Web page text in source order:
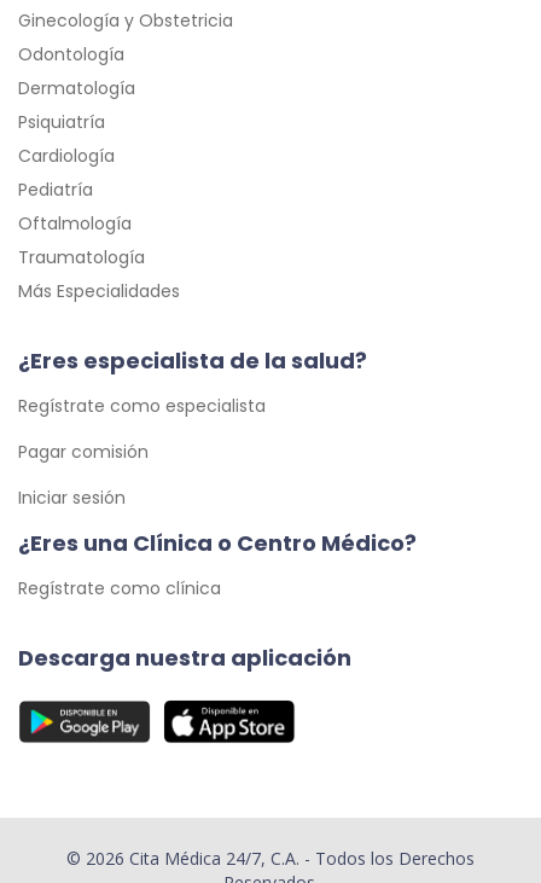
Ginecología y Obstetricia
Odontología
Dermatología
Psiquiatría
Cardiología
Pediatría
Oftalmología
Traumatología
Más Especialidades
¿Eres especialista de la salud?
Regístrate como especialista
Pagar comisión
Iniciar sesión
¿Eres una Clínica o Centro Médico?
Regístrate como clínica
Descarga nuestra aplicación
© 2026 Cita Médica 24/7, C.A. - Todos los Derechos